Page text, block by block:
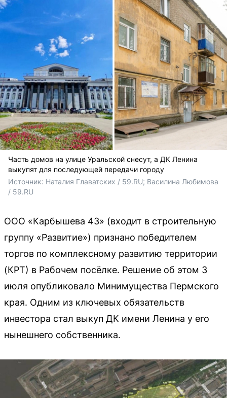
Часть домов на улице Уральской снесут, а ДК Ленина
выкупят для последующей передачи городу
Источник: Наталия Главатских / 59.RU; Василина Любимова
/ 59.RU
ООО «Карбышева 43» (входит в строительную
группу «Развитие») признано победителем
торгов по комплексному развитию территории
(КРТ) в Рабочем посёлке. Решение об этом 3
июля опубликовало Минимущества Пермского
края. Одним из ключевых обязательств
инвестора стал выкуп ДК имени Ленина у его
нынешнего собственника.